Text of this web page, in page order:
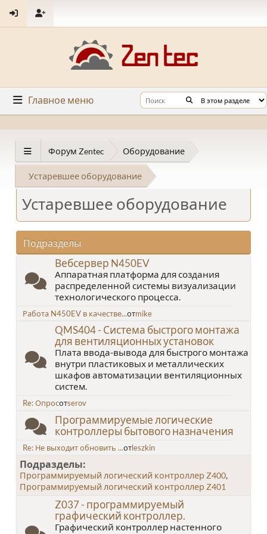
Главное меню
Форум Zentec Оборудование
Устаревшее оборудование
Устаревшее оборудование
Подразделы
Вебсервер N450EV
Аппаратная платформа для создания
распределенной системы визуализации
технологического процесса.
Работа N450EV в качестве...отmike
QMS404 - Система быстрого монтажа
для вентиляционных установок
Плата ввода-вывода для быстрого монтажа
внутри пластиковых и металлических
шкафов автоматизации вентиляционных
систем.
Re: Опросотserov
Программируемые логические
контроллеры бытового назначения
Re: Не выходит обновить ...отleszkin
Подразделы
Программируемый логический контроллер Z400
Программируемый логический контроллер Z401
Z037 - программируемый
графический контроллер.
Графический контроллер настенного